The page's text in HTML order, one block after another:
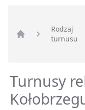
Strona główna
Rodzaj
turnusu
Turnusy